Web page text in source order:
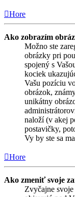
Hore
Ako zobrazím
Možno ste
obrázky pri
spojený s
kociek
Vašu pozíciu
obrázok,
unikátny
naloží (v akej
postavičky,
Vy by ste sa
Hore
Ako zmeniť svoje
Zvyčajne